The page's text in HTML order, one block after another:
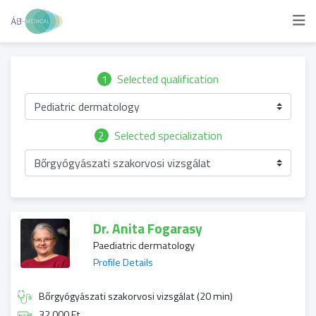
1 Selected qualification
Pediatric dermatology
2
Selected specialization
Bőrgyógyászati szakorvosi vizsgálat
Dr. Anita Fogarasy
Paediatric dermatology
Profile Details
Bőrgyógyászati szakorvosi vizsgálat (20 min)